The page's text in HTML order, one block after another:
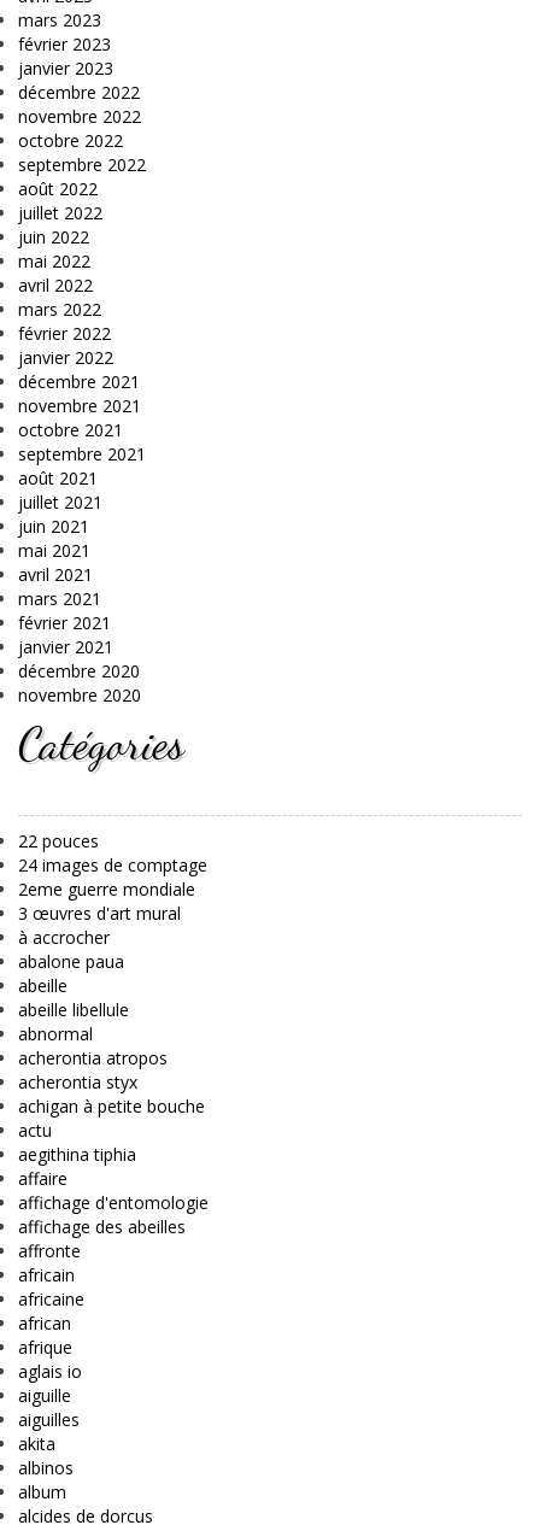
mars 2023
février 2023
janvier 2023
décembre 2022
novembre 2022
octobre 2022
septembre 2022
août 2022
juillet 2022
juin 2022
mai 2022
avril 2022
mars 2022
février 2022
janvier 2022
décembre 2021
novembre 2021
octobre 2021
septembre 2021
août 2021
juillet 2021
juin 2021
mai 2021
avril 2021
mars 2021
février 2021
janvier 2021
décembre 2020
novembre 2020
Catégories
22 pouces
24 images de comptage
2eme guerre mondiale
3 œuvres d'art mural
à accrocher
abalone paua
abeille
abeille libellule
abnormal
acherontia atropos
acherontia styx
achigan à petite bouche
actu
aegithina tiphia
affaire
affichage d'entomologie
affichage des abeilles
affronte
africain
africaine
african
afrique
aglais io
aiguille
aiguilles
akita
albinos
album
alcides de dorcus